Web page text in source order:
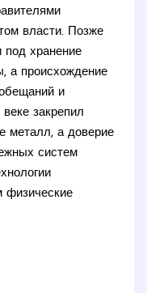
власти. Позже
под хранение
а происхождение
и
закрепил
металл, а доверие
систем
физические